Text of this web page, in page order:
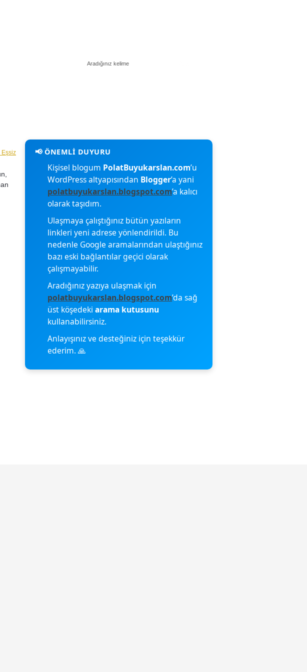
Eşsiz
Kişisel blogum PolatBuyukarslan.com’u
WordPress altyapısından Blogger’a yani
polatbuyukarslan.blogspot.com’a kalıcı
olarak taşıdım.
Ulaşmaya çalıştığınız bütün yazıların
linkleri yeni adrese yönlendirildi. Bu
nedenle Google aramalarından ulaştığınız
bazı eski bağlantılar geçici olarak
çalışmayabilir.
Aradığınız yazıya ulaşmak için
polatbuyukarslan.blogspot.com’da sağ
üst köşedeki arama kutusunu
kullanabilirsiniz.
Anlayışınız ve desteğiniz için teşekkür
ederim. 🙏